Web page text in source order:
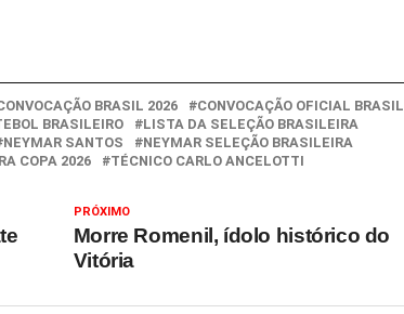
BRASIL 2026
CONVOCAÇÃO OFICIAL BRASIL
BRASILEIRO
LISTA DA SELEÇÃO BRASILEIRA
NEYMAR SANTOS
NEYMAR SELEÇÃO BRASILEIRA
COPA 2026 TÉCNICO CARLO ANCELOTTI
PRÓXIMO
Morre Romenil, ídolo histórico do
Vitória